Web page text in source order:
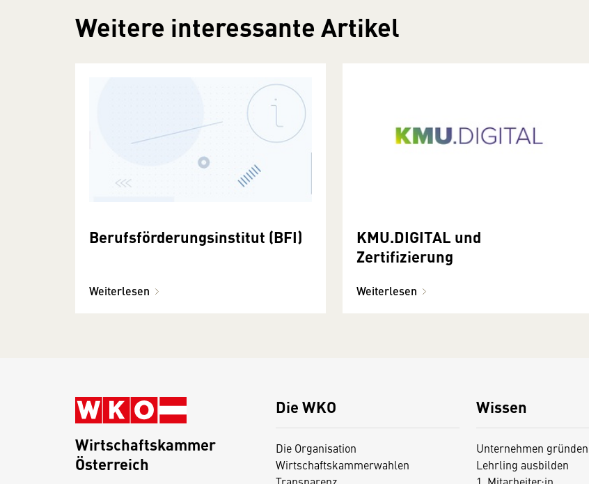
Weitere interessante Artikel
Berufsförderungsinstitut (BFI)
Weiterlesen
KMU.DIGITAL und
Zertifizierung
Weiterlesen
Die WKO
Die Organisation
Wirtschaftskammerwahlen
Wissen
Unternehmen gründen
Lehrling ausbilden
Wirtschaftskammer
Österreich